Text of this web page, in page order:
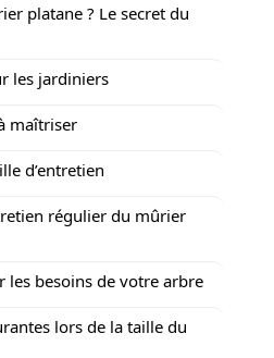
platane ? Le secret du
les jardiniers
maîtriser
d’entretien
régulier du mûrier
les besoins de votre arbre
lors de la taille du